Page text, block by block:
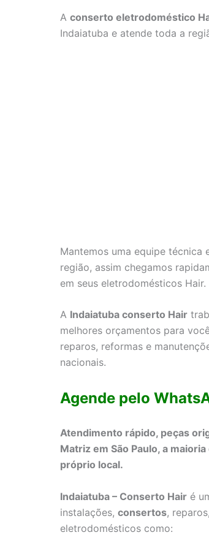
A conserto eletrodoméstico
Indaiatuba e atende toda a
Mantemos uma equipe técnica
região, assim chegamos
em seus eletrodomésticos Hair.
A Indaiatuba conserto Hair
melhores orçamentos para
reparos, reformas e
nacionais.
Agende pelo
Atendimento rápido, peças
Matriz em São Paulo, a
próprio local.
Indaiatuba – Conserto Hair é
instalações, consertos,
eletrodomésticos como: